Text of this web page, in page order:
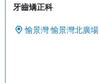
牙齒矯正科
愉景灣 愉景灣北廣場